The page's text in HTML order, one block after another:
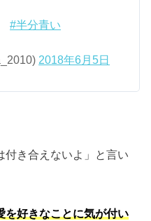
#半分青い
2018年6月5日
付き合えないよ」と言い
を好きなことに気が付い